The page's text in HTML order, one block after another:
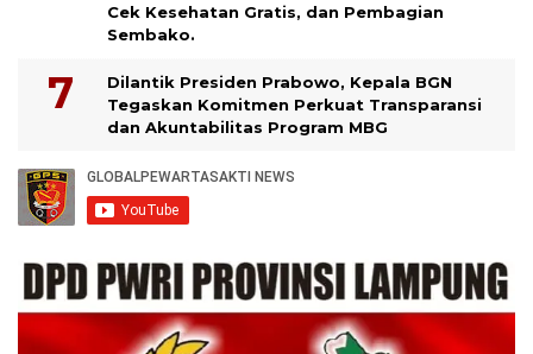
Cek Kesehatan Gratis, dan Pembagian
Sembako.
Dilantik Presiden Prabowo, Kepala BGN
Tegaskan Komitmen Perkuat Transparansi
dan Akuntabilitas Program MBG